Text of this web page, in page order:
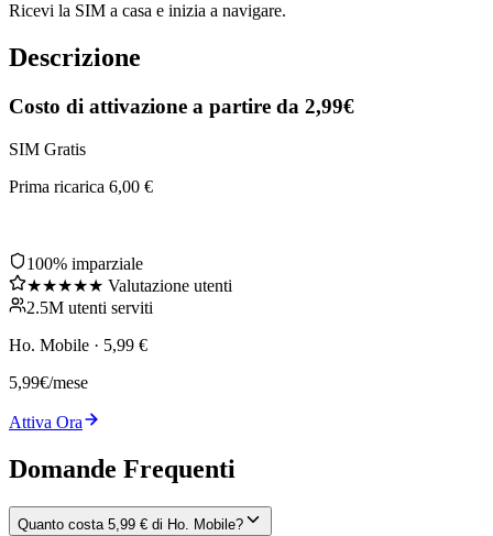
Ricevi la SIM a casa e inizia a navigare.
Descrizione
Costo di attivazione a partire da 2,99€
SIM Gratis
Prima ricarica 6,00 €
100% imparziale
★★★★★ Valutazione utenti
2.5M utenti serviti
Ho. Mobile · 5,99 €
5,99€/mese
Attiva Ora
Domande Frequenti
Quanto costa 5,99 € di Ho. Mobile?